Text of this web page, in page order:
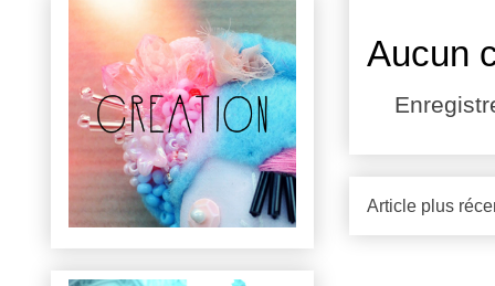
Aucun
Article plus